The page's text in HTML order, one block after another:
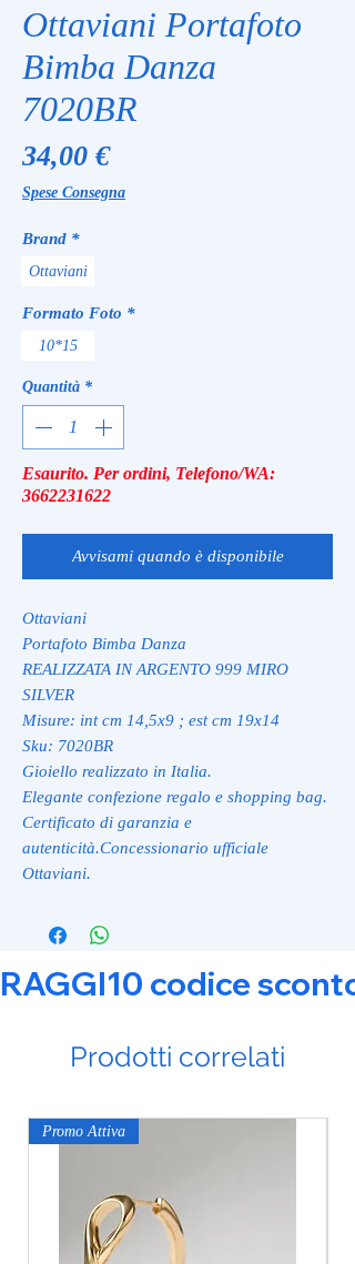
Ottaviani Portafoto
Bimba Danza
7020BR
34,00 €Prezzo
Spese Consegna
Brand *
Ottaviani
Formato Foto *
10*15
Quantità *
Esaurito. Per ordini, Telefono/WA:
3662231622
Avvisami quando è disponibile
Ottaviani
Portafoto Bimba Danza
REALIZZATA IN ARGENTO 999 MIRO
SILVER
Misure: int cm 14,5x9 ; est cm 19x14
Sku: 7020BR
Gioiello realizzato in Italia.
Elegante confezione regalo e shopping bag.
Certificato di garanzia e
autenticità.Concessionario ufficiale
Ottaviani.
RAGGI10 codice
Prodotti correlati
Promo Attiva